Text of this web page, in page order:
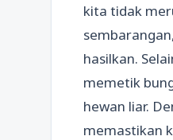
kita tidak
hasilkan.
memetik
hewan liar.
memastikan